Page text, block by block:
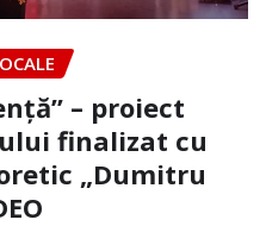
– proiect
finalizat cu
„Dumitru